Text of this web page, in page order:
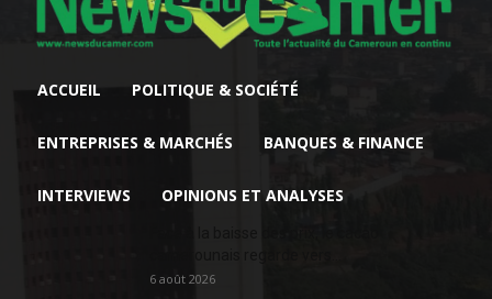
ACCUEIL POLITIQUE & SOCIÉTÉ
ENTREPRISES & MARCHÉS BANQUES & FINANCE
INTERVIEWS OPINIONS ET ANALYSES
6 août 2026